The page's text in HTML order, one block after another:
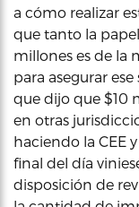
a cómo realizar
que tanto la
millones es de la
para asegurar
que dijo que $10
en otras
haciendo la CEE
final del día
disposición de